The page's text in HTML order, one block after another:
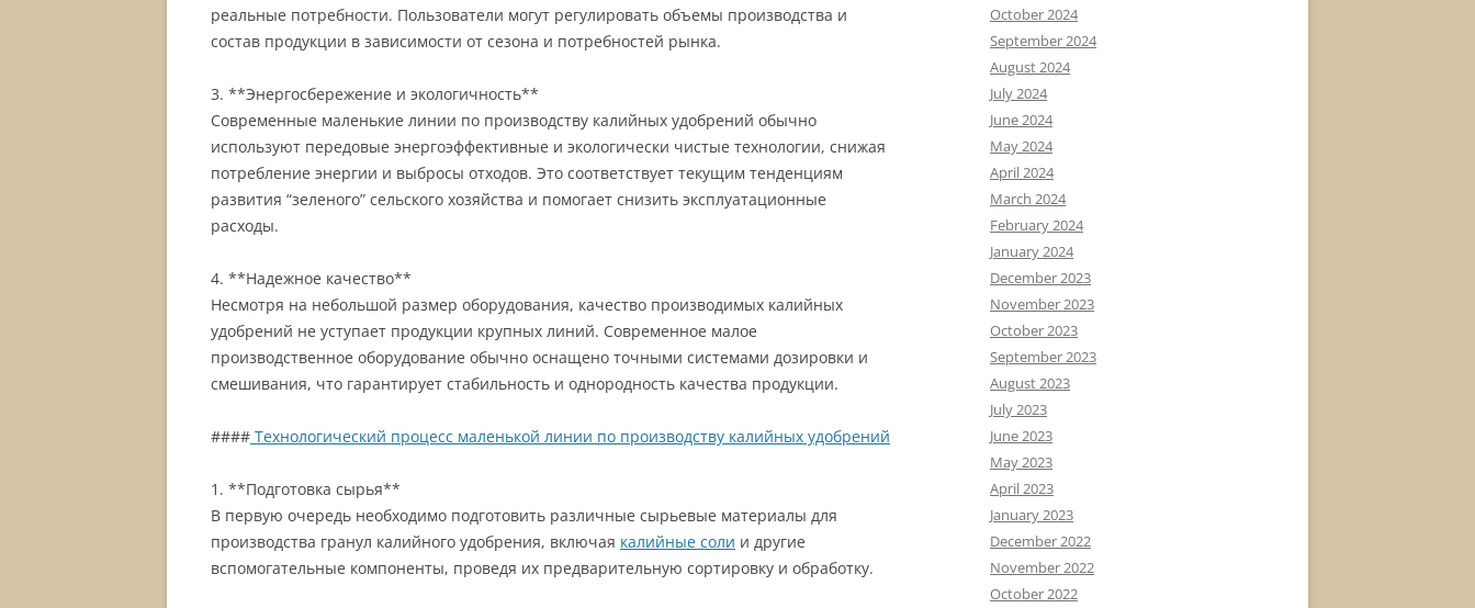
реальные потребности. Пользователи могут регулировать объемы производства и
состав продукции в зависимости от сезона и потребностей рынка.
3. **Энергосбережение и экологичность**
Современные маленькие линии по производству калийных удобрений обычно
используют передовые энергоэффективные и экологически чистые технологии, снижая
потребление энергии и выбросы отходов. Это соответствует текущим тенденциям
развития “зеленого” сельского хозяйства и помогает снизить эксплуатационные
расходы.
4. **Надежное качество**
Несмотря на небольшой размер оборудования, качество производимых калийных
удобрений не уступает продукции крупных линий. Современное малое
производственное оборудование обычно оснащено точными системами дозировки и
смешивания, что гарантирует стабильность и однородность качества продукции.
#### Технологический процесс маленькой линии по производству калийных удобрений
1. **Подготовка сырья**
В первую очередь необходимо подготовить различные сырьевые материалы для
производства гранул калийного удобрения, включая калийные соли и другие
вспомогательные компоненты, проведя их предварительную сортировку и обработку.
October 2024
September 2024
August 2024
July 2024
June 2024
May 2024
April 2024
March 2024
February 2024
January 2024
December 2023
November 2023
October 2023
September 2023
August 2023
July 2023
June 2023
May 2023
April 2023
January 2023
December 2022
November 2022
October 2022